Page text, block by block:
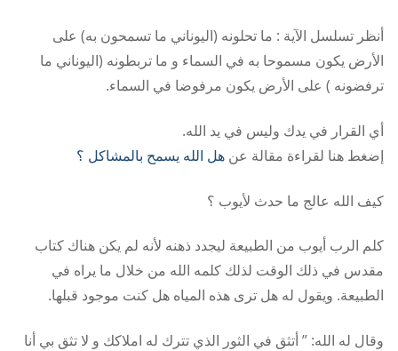
أنظر تسلسل الآية : ما تحلونه (اليوناني ما تسمحون به) على
الأرض يكون مسموحا به في السماء و ما تربطونه (اليوناني ما
ترفضونه ) على الأرض يكون مرفوضا في السماء.
أي القرار في يدك وليس في يد الله.
إضغط هنا لقراءة مقالة عن هل الله يسمح بالمشاكل ؟
كيف الله عالج ما حدث لأيوب ؟
كلم الرب أيوب من الطبيعة ليجدد ذهنه لأنه لم يكن هناك كتاب
مقدس في ذلك الوقت لذلك كلمه الله من خلال ما يراه في
الطبيعة. ويقول له هل ترى هذه المياه هل كنت موجود قبلها.
وقال له الله: ” أتثق في الثور الذي تترك له املاكك و لا تثق بي أنا